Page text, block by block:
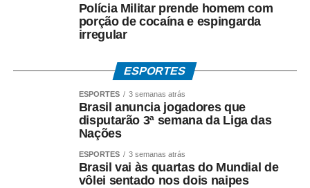
Polícia Militar prende homem com
porção de cocaína e espingarda
irregular
ESPORTES
ESPORTES 3 semanas atrás
Brasil anuncia jogadores que
disputarão 3ª semana da Liga das
Nações
ESPORTES 3 semanas atrás
Brasil vai às quartas do Mundial de
vôlei sentado nos dois naipes